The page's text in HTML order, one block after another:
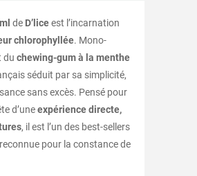
de D’liceest l’incarnation
chlorophyllée. Mono-
du chewing-gumà la menthe
séduit par sa simplicité,
sansexcès. Pensé pour
d’uneexpériencedirecte,
, il est l’un des best-sellers
reconnue pour la constancede